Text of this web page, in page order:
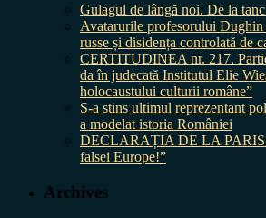
Gulagul de lângă noi. De la
Avatarurile profesorului
russe și disidența controlată de
CERTITUDINEA nr. 217.
da în judecată Institutul Elie
holocaustului culturii române”
S-a stins ultimul reprezentant
a modelat istoria României
DECLARAȚIA DE LA PARIS:
falsei Europe!”
Archives